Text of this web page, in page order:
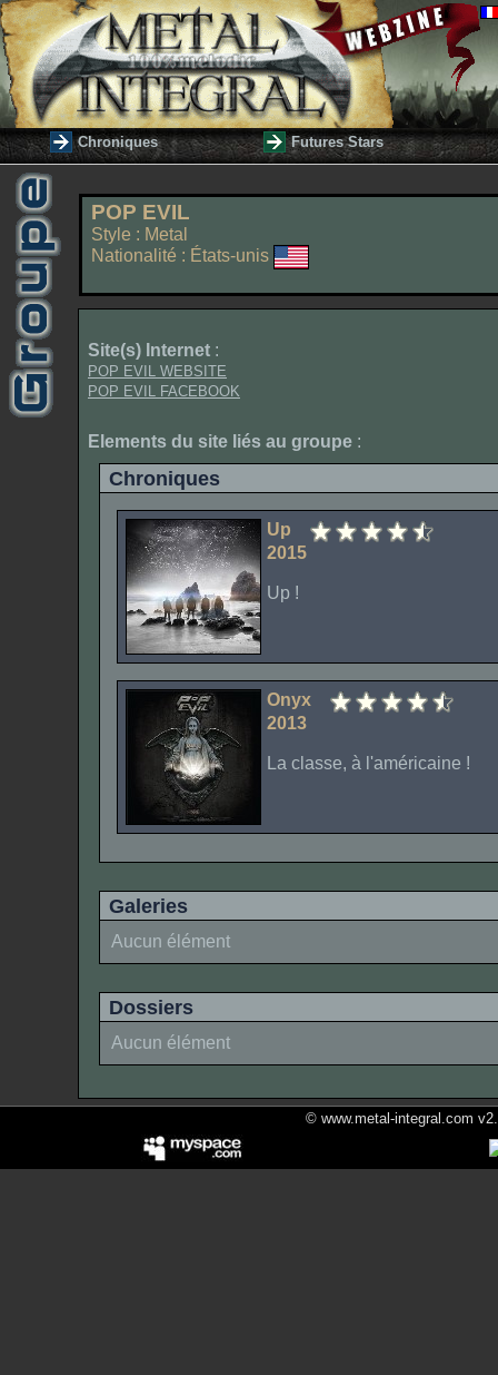
Chroniques Futures Stars
POP EVIL
Style : Metal
Nationalité : États-unis
Site(s) Internet :
POP EVIL WEBSITE
POP EVIL FACEBOOK
Elements du site liés au groupe :
Chroniques
Up
2015
Up !
Onyx
2013
La classe, à l'américaine !
Galeries
Aucun élément
Dossiers
Aucun élément
© www.metal-integral.com